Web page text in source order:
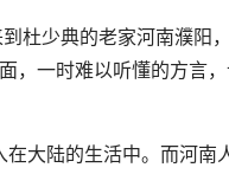
杜少典的老家河南濮阳
，一时难以听懂的方言
大陆的生活中。而河南